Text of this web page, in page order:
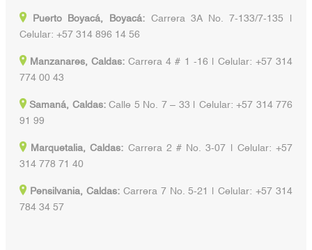
Puerto Boyacá, Boyacá:Carrera 3A No. 7-133/7-135 |
Celular: +57 314 896 14 56
Manzanares, Caldas: Carrera 4 # 1 -16 | Celular: +57 314
774 00 43
Samaná, Caldas:Calle 5 No. 7 – 33 | Celular: +57 314 776
91 99
Marquetalia, Caldas: Carrera 2 # No. 3-07 | Celular: +57
314 778 71 40
Pensilvania, Caldas:Carrera 7 No. 5-21 | Celular: +57 314
784 34 57